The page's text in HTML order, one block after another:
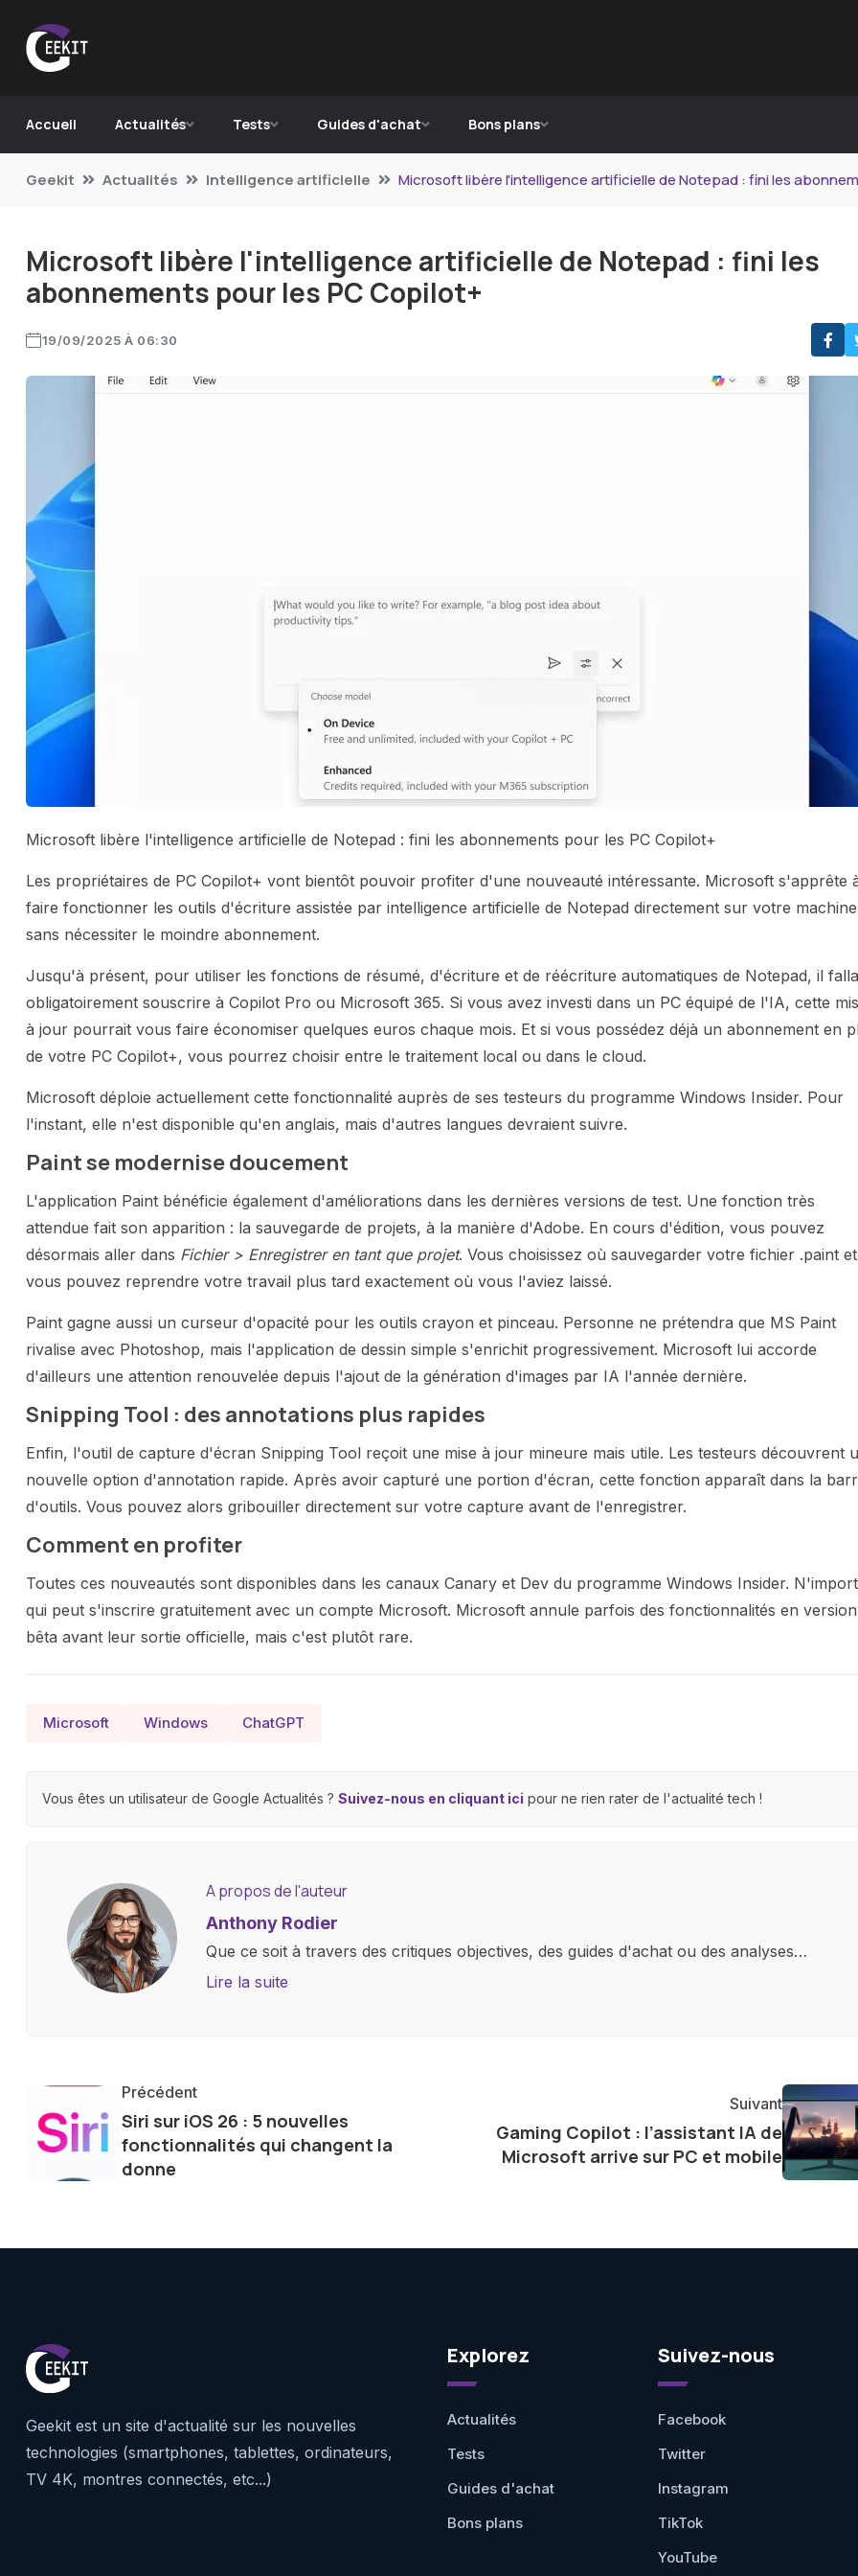
Accueil Actualités Tests Guides d'achat Bons plans
Geekit Actualités Intelligence artificielle Microsoft libère l'intelligence artificielle de Notepad : fini les
Microsoft libère l'intelligence artificielle de Notepad : fini les
abonnements pour les PC Copilot+
19/09/2025 À 06:30
Microsoft libère l'intelligence artificielle de Notepad : fini les abonnements pour les PC Copilot+
Les propriétaires de PC Copilot+ vont bientôt pouvoir profiter d'une nouveauté intéressante. Microsoft s'apprête
faire fonctionner les outils d'écriture assistée par intelligence artificielle de Notepad directement sur votre
sans nécessiter le moindre abonnement.
Jusqu'à présent, pour utiliser les fonctions de résumé, d'écriture et de réécriture automatiques de Notepad, il
obligatoirement souscrire à Copilot Pro ou Microsoft 365. Si vous avez investi dans un PC équipé de l'IA, cette
à jour pourrait vous faire économiser quelques euros chaque mois. Et si vous possédez déjà un abonnement en
de votre PC Copilot+, vous pourrez choisir entre le traitement local ou dans le cloud.
Microsoft déploie actuellement cette fonctionnalité auprès de ses testeurs du programme Windows Insider. Pour
l'instant, elle n'est disponible qu'en anglais, mais d'autres langues devraient suivre.
Paint se modernise doucement
L'application Paint bénéficie également d'améliorations dans les dernières versions de test. Une fonction très
attendue fait son apparition : la sauvegarde de projets, à la manière d'Adobe. En cours d'édition, vous pouvez
désormais aller dans Fichier > Enregistrer en tant que projet. Vous choisissez où sauvegarder votre fichier .paint et
vous pouvez reprendre votre travail plus tard exactement où vous l'aviez laissé.
Paint gagne aussi un curseur d'opacité pour les outils crayon et pinceau. Personne ne prétendra que MS Paint
rivalise avec Photoshop, mais l'application de dessin simple s'enrichit progressivement. Microsoft lui accorde
d'ailleurs une attention renouvelée depuis l'ajout de la génération d'images par IA l'année dernière.
Snipping Tool : des annotations plus rapides
Enfin, l'outil de capture d'écran Snipping Tool reçoit une mise à jour mineure mais utile. Les testeurs découvrent
nouvelle option d'annotation rapide. Après avoir capturé une portion d'écran, cette fonction apparaît dans la
d'outils. Vous pouvez alors gribouiller directement sur votre capture avant de l'enregistrer.
Comment en profiter
Toutes ces nouveautés sont disponibles dans les canaux Canary et Dev du programme Windows Insider.
qui peut s'inscrire gratuitement avec un compte Microsoft. Microsoft annule parfois des fonctionnalités en version
bêta avant leur sortie officielle, mais c'est plutôt rare.
Microsoft Windows ChatGPT
Vous êtes un utilisateur de Google Actualités ? Suivez-nous en cliquant ici pour ne rien rater de l'actualité tech !
A propos de l'auteur
Anthony Rodier
Que ce soit à travers des critiques objectives, des guides d'achat ou des analyses
approfondies, je m'efforce de rendre la technologie accessible à tous, en démystifiant
Lire la suite
Précédent
Siri sur iOS 26 : 5 nouvelles
fonctionnalités qui changent la
donne
Suivant
Gaming Copilot : l’assistant IA de
Microsoft arrive sur PC et mobile
Geekit est un site d'actualité sur les nouvelles
technologies (smartphones, tablettes, ordinateurs,
TV 4K, montres connectés, etc...)
Explorez
Actualités
Tests
Guides d'achat
Bons plans
Suivez-nous
Facebook
Twitter
Instagram
TikTok
YouTube